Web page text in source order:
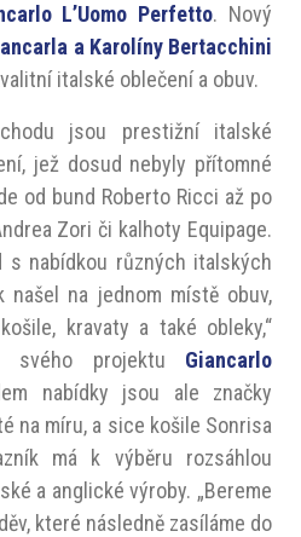
L’Uomo Perfetto. Nový
a Karolíny Bertacchini
italské oblečení a obuv.
jsou prestižní italské
jež dosud nebyly přítomné
od bund Roberto Ricci až po
Zori či kalhoty Equipage.
s nabídkou různých italských
našel na jednom místě obuv,
kravaty a také obleky,“
svého projektu Giancarlo
nabídky jsou ale značky
na míru, a sice košile Sonrisa
má k výběru rozsáhlou
a anglické výroby. „Bereme
které následně zasíláme do